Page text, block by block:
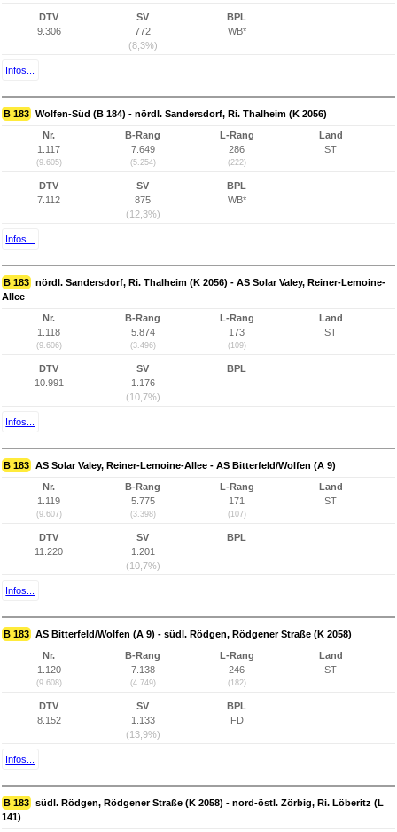
DTV
9.306
SV
772
(8,3%)
BPL
WB*
Infos...
B 183 Wolfen-Süd (B 184) - nördl. Sandersdorf, Ri. Thalheim (K 2056)
Nr.
1.117
(9.605)
B-Rang
7.649
(5.254)
L-Rang
286
(222)
Land
ST
DTV
7.112
SV
875
(12,3%)
BPL
WB*
Infos...
B 183 nördl. Sandersdorf, Ri. Thalheim (K 2056) - AS Solar Valey, Reiner-Lemoine-
Allee
Nr.
1.118
(9.606)
B-Rang
5.874
(3.496)
L-Rang
173
(109)
Land
ST
DTV
10.991
SV
1.176
(10,7%)
BPL
Infos...
B 183 AS Solar Valey, Reiner-Lemoine-Allee - AS Bitterfeld/Wolfen (A 9)
Nr.
1.119
(9.607)
B-Rang
5.775
(3.398)
L-Rang
171
(107)
Land
ST
DTV
11.220
SV
1.201
(10,7%)
BPL
Infos...
B 183 AS Bitterfeld/Wolfen (A 9) - südl. Rödgen, Rödgener Straße (K 2058)
Nr.
1.120
(9.608)
B-Rang
7.138
(4.749)
L-Rang
246
(182)
Land
ST
DTV
8.152
SV
1.133
(13,9%)
BPL
FD
Infos...
B 183 südl. Rödgen, Rödgener Straße (K 2058) - nord-östl. Zörbig, Ri. Löberitz (L
141)